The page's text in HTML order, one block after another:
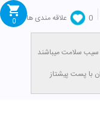
0
علاقه مندی ها
0